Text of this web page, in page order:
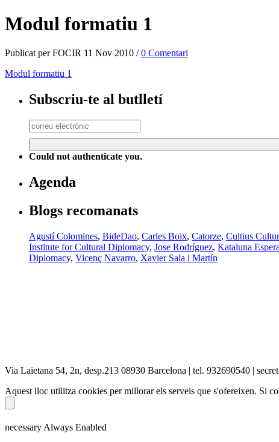
Modul formatiu 1
Publicat per FOCIR 11 Nov 2010 /0 Comentari
Modul formatiu 1
Subscriu-te al butlletí
Could not authenticate you.
Agenda
Blogs recomanats
Agustí Colomines, BideDao, Carles Boix, Catorze, Cultius
Institute for Cultural Diplomacy, Jose Rodríguez, Kataluna
Diplomacy, Vicenç Navarro, Xavier Sala i Martín
Via Laietana 54, 2n, desp.213 08930 Barcelona | tel. 932690540 |
Aquest lloc utilitza cookies per millorar els serveis que s'ofereixen. Si
necessary Always Enabled